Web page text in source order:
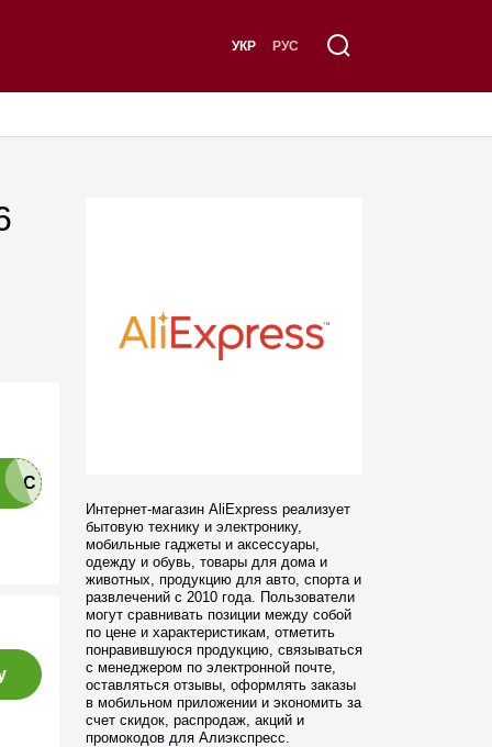
УКР РУС
Интернет-магазин AliExpress реализует
бытовую технику и электронику,
мобильные гаджеты и аксессуары,
одежду и обувь, товары для дома и
животных, продукцию для авто, спорта и
развлечений с 2010 года. Пользователи
могут сравнивать позиции между собой
по цене и характеристикам, отметить
понравившуюся продукцию, связываться
с менеджером по электронной почте,
оставляться отзывы, оформлять заказы
в мобильном приложении и экономить за
счет скидок, распродаж, акций и
промокодов для Алиэкспресс.